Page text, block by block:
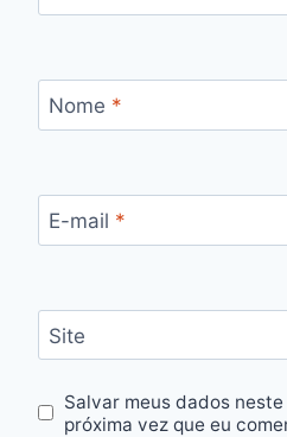
Nome *
E-mail *
Site
Salvar meus dados
próxima vez que eu